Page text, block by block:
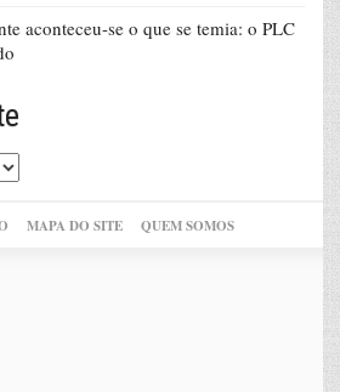
aconteceu-se o que se temia: o PLC
MAPA DO SITE QUEM SOMOS